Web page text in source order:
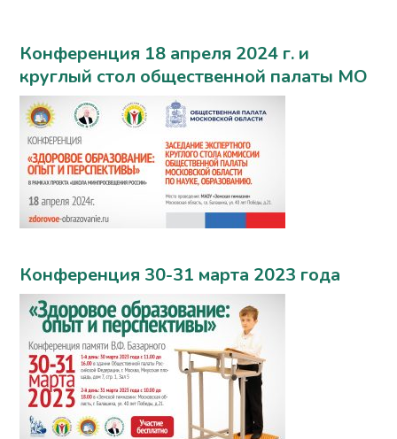
Конференция 18 апреля 2024 г. и
круглый стол общественной палаты МО
Конференция 30-31 марта 2023 года